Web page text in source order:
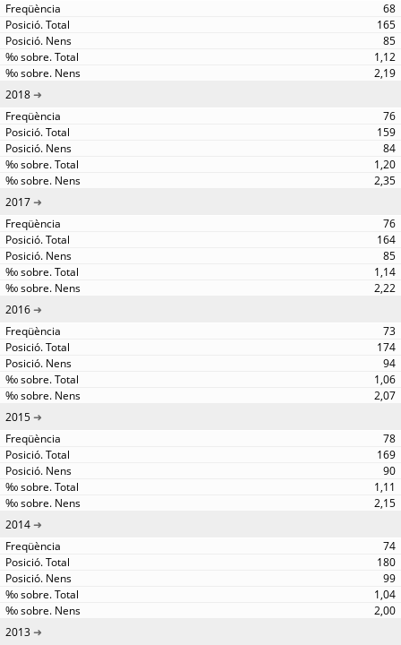
68
165
85
1,12
2,19
2018
76
159
84
1,20
2,35
2017
76
164
85
1,14
2,22
2016
73
174
94
1,06
2,07
2015
78
169
90
1,11
2,15
2014
74
180
99
1,04
2,00
2013